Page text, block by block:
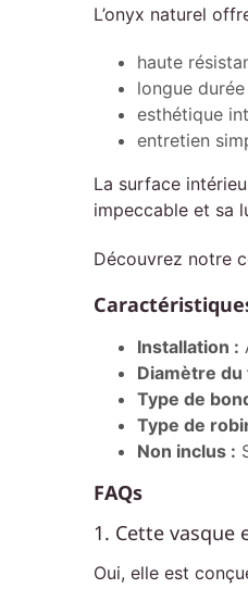
L’onyx naturel
haute
longue
esthétique
entretien
La surface
impeccable et sa
Découvrez notre
Installation :
Diamètre du
Type de
Type de
Non inclus :
FAQs
1. Cette vasque
Oui, elle est